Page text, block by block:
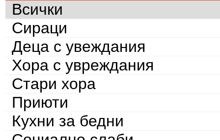
Всички
Сираци
Деца с увеждания
Хора с увреждания
Стари хора
Приюти
Кухни за бедни